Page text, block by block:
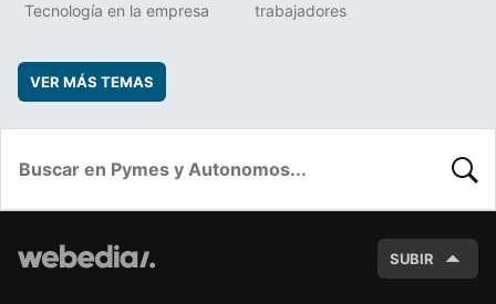
Tecnología en la empresa trabajadores
VER MÁS TEMAS
SUBIR